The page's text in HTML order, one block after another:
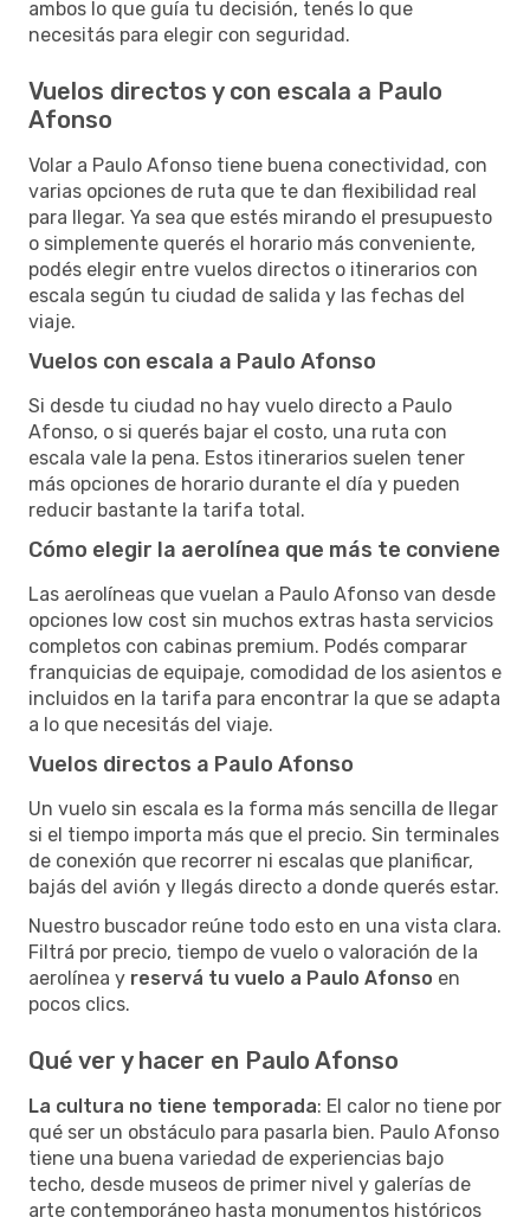
ambos lo que guía tu decisión, tenés lo que
necesitás para elegir con seguridad.
Vuelos directos y con escala a Paulo
Afonso
Volar a Paulo Afonso tiene buena conectividad, con
varias opciones de ruta que te dan flexibilidad real
para llegar. Ya sea que estés mirando el presupuesto
o simplemente querés el horario más conveniente,
podés elegir entre vuelos directos o itinerarios con
escala según tu ciudad de salida y las fechas del
viaje.
Vuelos con escala a Paulo Afonso
Si desde tu ciudad no hay vuelo directo a Paulo
Afonso, o si querés bajar el costo, una ruta con
escala vale la pena. Estos itinerarios suelen tener
más opciones de horario durante el día y pueden
reducir bastante la tarifa total.
Cómo elegir la aerolínea que más te conviene
Las aerolíneas que vuelan a Paulo Afonso van desde
opciones low cost sin muchos extras hasta servicios
completos con cabinas premium. Podés comparar
franquicias de equipaje, comodidad de los asientos e
incluidos en la tarifa para encontrar la que se adapta
a lo que necesitás del viaje.
Vuelos directos a Paulo Afonso
Un vuelo sin escala es la forma más sencilla de llegar
si el tiempo importa más que el precio. Sin terminales
de conexión que recorrer ni escalas que planificar,
bajás del avión y llegás directo a donde querés estar.
Nuestro buscador reúne todo esto en una vista clara.
Filtrá por precio, tiempo de vuelo o valoración de la
aerolínea y reservá tu vuelo a Paulo Afonso en
pocos clics.
Qué ver y hacer en Paulo Afonso
La cultura no tiene temporada: El calor no tiene por
qué ser un obstáculo para pasarla bien. Paulo Afonso
tiene una buena variedad de experiencias bajo
techo, desde museos de primer nivel y galerías de
arte contemporáneo hasta monumentos históricos